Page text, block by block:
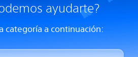
ayudarte?
categoría a continuación: